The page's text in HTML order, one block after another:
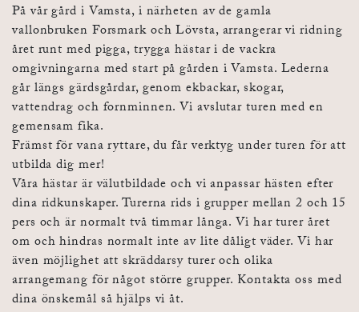
På vår gård i Vamsta, i närheten av de gamla
vallonbruken Forsmark och Lövsta, arrangerar vi ridning
året runt med pigga, trygga hästar i de vackra
omgivningarna med start på gården i Vamsta. Lederna
går längs gärdsgårdar, genom ekbackar, skogar,
vattendrag och fornminnen. Vi avslutar turen med en
gemensam fika.
Främst för vana ryttare, du får verktyg under turen för att
utbilda dig mer!
Våra hästar är välutbildade och vi anpassar hästen efter
dina ridkunskaper. Turerna rids i grupper mellan 2 och 15
pers och är normalt två timmar långa. Vi har turer året
om och hindras normalt inte av lite dåligt väder. Vi har
även möjlighet att skräddarsy turer och olika
arrangemang för något större grupper. Kontakta oss med
dina önskemål så hjälps vi åt.